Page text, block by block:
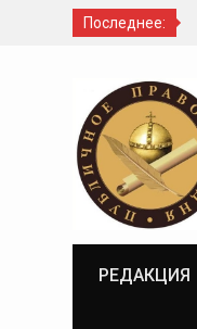
Последнее:
целое с
содержимому
РЕДАКЦИЯ